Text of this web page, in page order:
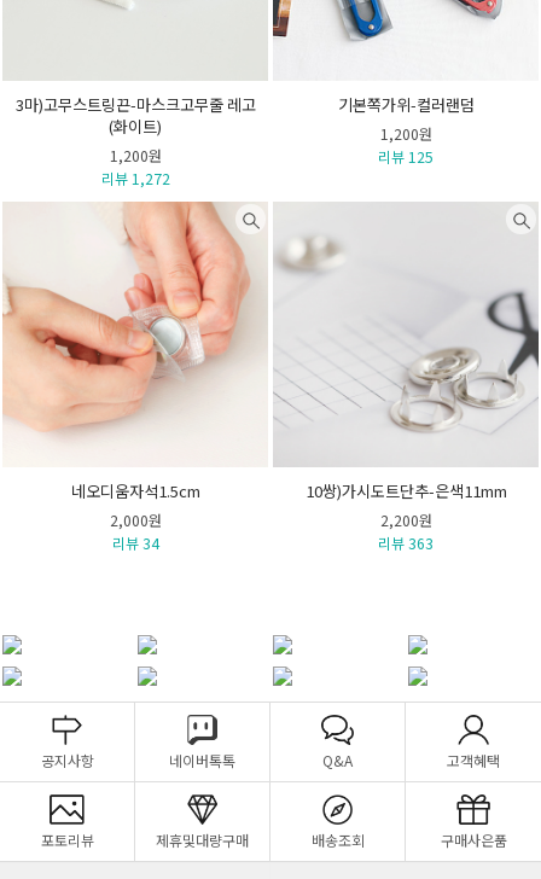
3마)고무스트링끈-마스크고무줄 레고
(화이트)
1,200원
리뷰 1,272
기본쪽가위-컬러랜덤
1,200원
리뷰 125
네오디움자석1.5cm
2,000원
리뷰 34
10쌍)가시도트단추-은색11mm
2,200원
리뷰 363
공지사항 네이버톡톡 Q&A 고객혜택
포토리뷰 제휴및대량구매 배송조회 구매사은품